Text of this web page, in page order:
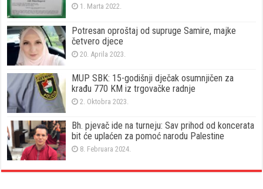
1. Marta 2022.
Potresan oproštaj od supruge Samire, majke
četvero djece
20. Aprila 2023.
MUP SBK: 15-godišnji dječak osumnjičen za
krađu 770 KM iz trgovačke radnje
2. Oktobra 2023.
Bh. pjevač ide na turneju: Sav prihod od koncerata
bit će uplaćen za pomoć narodu Palestine
8. Februara 2024.